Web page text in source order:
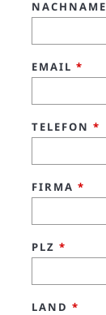
NACHNAME
EMAIL *
TELEFON *
FIRMA *
PLZ *
LAND *